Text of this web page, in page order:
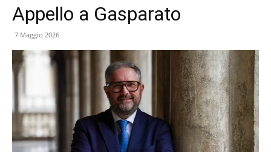
Appello a Gasparato
7 Maggio 2026